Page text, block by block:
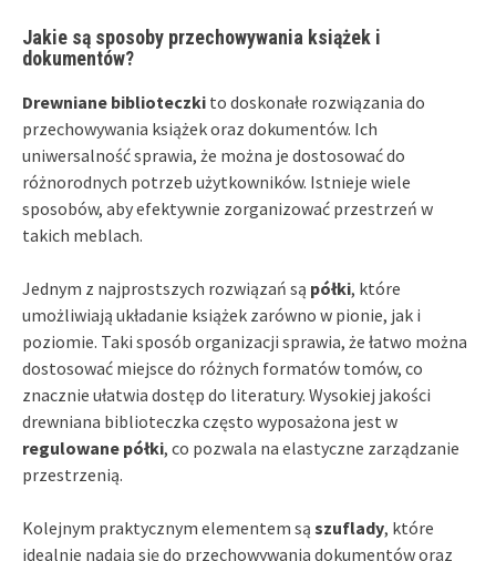
Jakie są sposoby przechowywania książek i
dokumentów?
Drewniane biblioteczki to doskonałe rozwiązania do
przechowywania książek oraz dokumentów. Ich
uniwersalność sprawia, że można je dostosować do
różnorodnych potrzeb użytkowników. Istnieje wiele
sposobów, aby efektywnie zorganizować przestrzeń w
takich meblach.
Jednym z najprostszych rozwiązań są półki, które
umożliwiają układanie książek zarówno w pionie, jak i
poziomie. Taki sposób organizacji sprawia, że łatwo można
dostosować miejsce do różnych formatów tomów, co
znacznie ułatwia dostęp do literatury. Wysokiej jakości
drewniana biblioteczka często wyposażona jest w
regulowane półki, co pozwala na elastyczne zarządzanie
przestrzenią.
Kolejnym praktycznym elementem są szuflady, które
idealnie nadają się do przechowywania dokumentów oraz